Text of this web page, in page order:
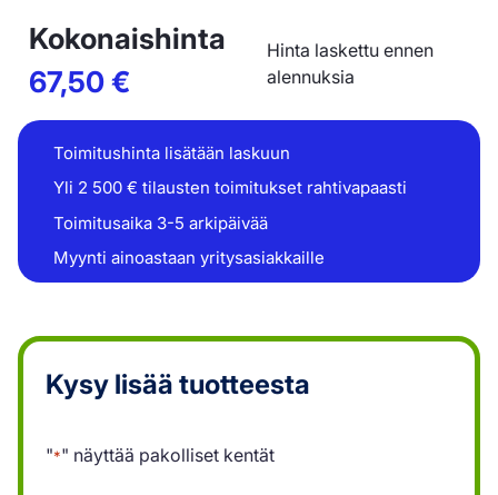
Kokonaishinta
67,50€
Hinta laskettu ennen
alennuksia
Toimitushinta lisätään laskuun
Yli 2 500 € tilausten toimitukset rahtivapaasti
Toimitusaika 3-5 arkipäivää
Myynti ainoastaan yritysasiakkaille
Kysy lisää tuotteesta
"*" näyttää pakolliset kentät